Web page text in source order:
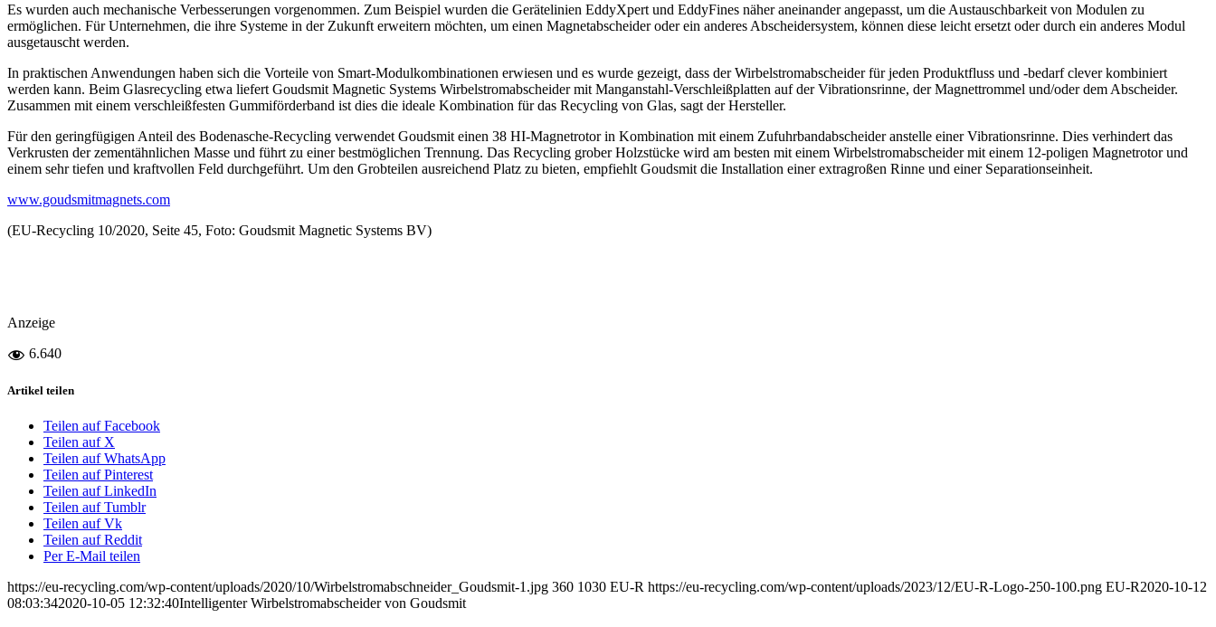
Es wurden auch mechanische Verbesserungen vorgenommen. Zum Beispiel wurden die Gerätelinien EddyXpert und EddyFines näher aneinander angepasst, um die Austauschbarkeit von Modulen zu
ermöglichen. Für Unternehmen, die ihre Systeme in der Zukunft erweitern möchten, um einen Magnetabscheider oder ein anderes Abscheidersystem, können diese leicht ersetzt oder durch ein anderes Modul
ausgetauscht werden.
In praktischen Anwendungen haben sich die Vorteile von Smart-Modulkombinationen erwiesen und es wurde gezeigt, dass der Wirbelstromabscheider für jeden Produktfluss und -bedarf clever kombiniert
werden kann. Beim Glasrecycling etwa liefert Goudsmit Magnetic Systems Wirbelstromabscheider mit Manganstahl-Verschleißplatten auf der Vibrationsrinne, der Magnettrommel und/oder dem Abscheider.
Zusammen mit einem verschleißfesten Gummiförderband ist dies die ideale Kombination für das Recycling von Glas, sagt der Hersteller.
Für den geringfügigen Anteil des Bodenasche-Recycling verwendet Goudsmit einen 38 HI-Magnetrotor in Kombination mit einem Zufuhrbandabscheider anstelle einer Vibrationsrinne. Dies verhindert das
Verkrusten der zementähnlichen Masse und führt zu einer bestmöglichen Trennung. Das Recycling grober Holzstücke wird am besten mit einem Wirbelstromabscheider mit einem 12-poligen Magnetrotor und
einem sehr tiefen und kraftvollen Feld durchgeführt. Um den Grobteilen ausreichend Platz zu bieten, empfiehlt Goudsmit die Installation einer extragroßen Rinne und einer Separationseinheit.
www.goudsmitmagnets.com
(EU-Recycling 10/2020, Seite 45, Foto: Goudsmit Magnetic Systems BV)
Anzeige
6.640
Artikel teilen
Teilen auf Facebook
Teilen auf X
Teilen auf WhatsApp
Teilen auf Pinterest
Teilen auf LinkedIn
Teilen auf Tumblr
Teilen auf Vk
Teilen auf Reddit
Per E-Mail teilen
https://eu-recycling.com/wp-content/uploads/2020/10/Wirbelstromabschneider_Goudsmit-1.jpg 360 1030 EU-R https://eu-recycling.com/wp-content/uploads/2023/12/EU-R-Logo-250-100.png EU-R2020-10-12
08:03:342020-10-05 12:32:40Intelligenter Wirbelstromabscheider von Goudsmit